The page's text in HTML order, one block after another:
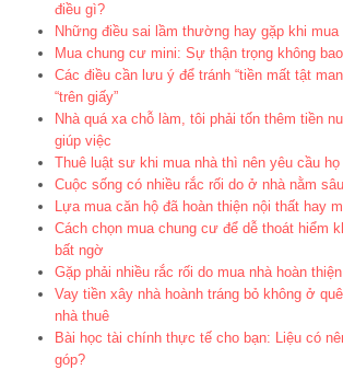
điều gì?
Những điều sai lầm thường hay gặp khi mua
Mua chung cư mini: Sự thận trọng không
Các điều cần lưu ý để tránh “tiền mất tật
“trên giấy”
Nhà quá xa chỗ làm, tôi phải tốn thêm tiền
giúp việc
Thuê luật sư khi mua nhà thì nên yêu cầu
Cuộc sống có nhiều rắc rối do ở nhà nằm
Lựa mua căn hộ đã hoàn thiện nội thất hay
Cách chọn mua chung cư để dễ thoát hiểm
bất ngờ
Gặp phải nhiều rắc rối do mua nhà hoàn
Vay tiền xây nhà hoành tráng bỏ không ở
nhà thuê
Bài học tài chính thực tế cho bạn: Liệu có
góp?